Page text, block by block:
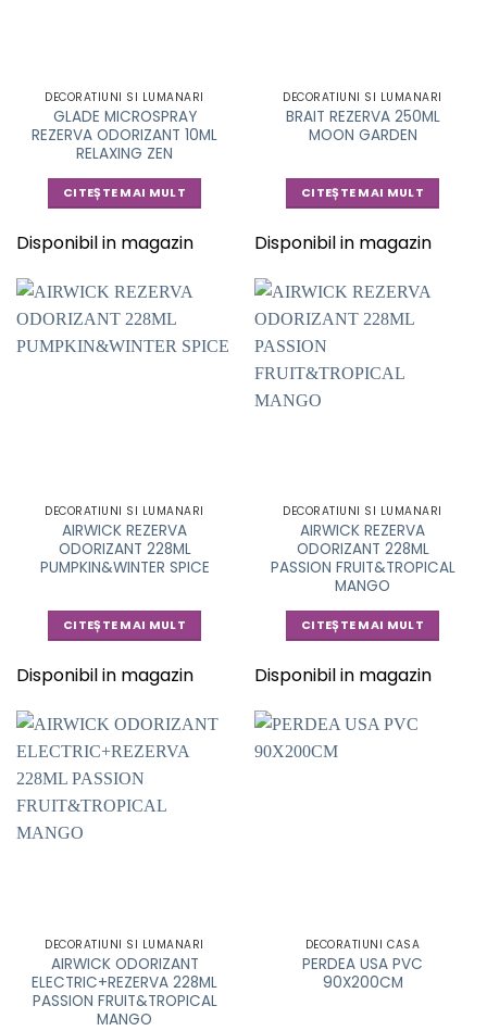
DECORATIUNI SI LUMANARI
GLADE MICROSPRAY
REZERVA ODORIZANT 10ML
RELAXING ZEN
CITEȘTE MAI MULT
Disponibil in magazin
DECORATIUNI SI LUMANARI
BRAIT REZERVA 250ML
MOON GARDEN
CITEȘTE MAI MULT
Disponibil in magazin
DECORATIUNI SI LUMANARI
AIRWICK REZERVA
ODORIZANT 228ML
PUMPKIN&WINTER SPICE
CITEȘTE MAI MULT
Disponibil in magazin
DECORATIUNI SI LUMANARI
AIRWICK REZERVA
ODORIZANT 228ML
PASSION FRUIT&TROPICAL
MANGO
CITEȘTE MAI MULT
Disponibil in magazin
DECORATIUNI SI LUMANARI
AIRWICK ODORIZANT
ELECTRIC+REZERVA 228ML
PASSION FRUIT&TROPICAL
MANGO
DECORATIUNI CASA
PERDEA USA PVC
90X200CM